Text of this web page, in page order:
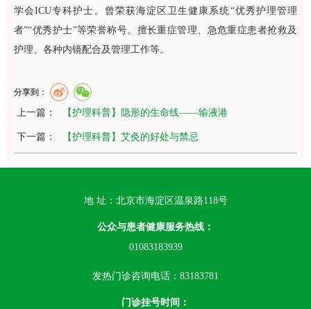
学会ICU专科护士。曾荣获海淀区卫生健康系统“优秀护理管理
者”“优秀护士”等荣誉称号。擅长重症管理、急危重症患者抢救及
护理、各种内镜配合及管理工作等。
分享到：
上一篇： 【护理科普】隐形的生命线——输液港
下一篇： 【护理科普】艾灸的好处与禁忌
地 址：北京市海淀区温泉路118号
公众与患者健康服务热线：
01083183939
发热门诊咨询电话：83183781
门诊挂号时间：